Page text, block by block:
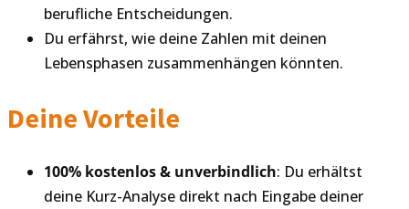
berufliche Entscheidungen.
Du erfährst, wie deine Zahlen mit deinen
Lebensphasen zusammenhängen könnten.
Deine Vorteile
100% kostenlos & unverbindlich: Du erhältst
deine Kurz-Analyse direkt nach Eingabe deiner